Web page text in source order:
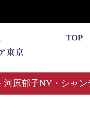
TOP
河原郁子NY・シャ